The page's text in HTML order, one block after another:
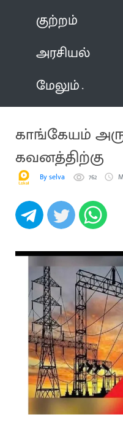
குற்றம்
அரசியல்
மேலும்
காங்கேயம்
கவனத்திற்கு
By selva 762